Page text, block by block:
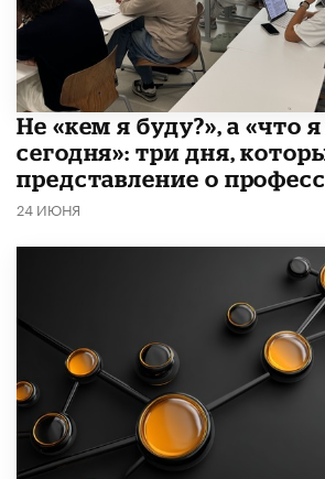
Не «кем я буду?», а «что
сегодня»: три дня,
представление о
24 ИЮНЯ